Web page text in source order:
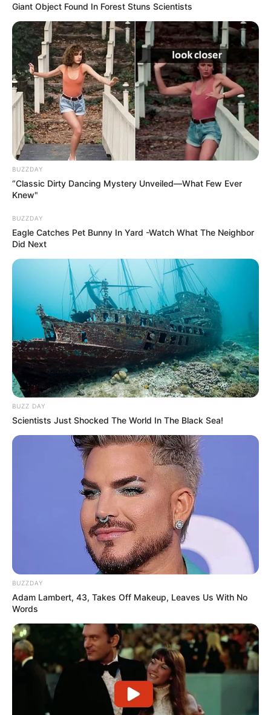
Giant Object Found In Forest Stuns Scientists
BUZZDAY
“Classic Dirty Dancing Mystery Unveiled—What Few Ever
Knew"
BUZZDAY
Eagle Catches Pet Bunny In Yard -Watch What The Neighbor
Did Next
BUZZ DAY
Scientists Just Shocked The World In The Black Sea!
BUZZDAY
Adam Lambert, 43, Takes Off Makeup, Leaves Us With No
Words